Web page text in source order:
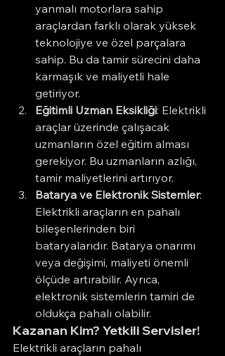
yanmalı motorlara sahip
araçlardan farklı olarak yüksek
teknolojiye ve özel parçalara
sahip. Bu da tamir sürecini daha
karmaşık ve maliyetli hale
getiriyor.
Eğitimli Uzman Eksikliği: Elektrikli
araçlar üzerinde çalışacak
uzmanların özel eğitim alması
gerekiyor. Bu uzmanların azlığı,
tamir maliyetlerini artırıyor.
Batarya ve Elektronik Sistemler:
Elektrikli araçların en pahalı
bileşenlerinden biri
bataryalarıdır. Batarya onarımı
veya değişimi, maliyeti önemli
ölçüde artırabilir. Ayrıca,
elektronik sistemlerin tamiri de
oldukça pahalı olabilir.
Kazanan Kim? Yetkili Servisler!
Elektrikli araçların pahalı